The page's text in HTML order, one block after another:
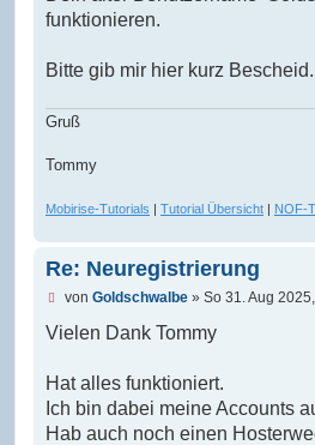
l
e
e
r
e
i
r
g
funktionieren.
Bitte gib mir hier kurz Bescheid.
Gruß
Tommy
Mobirise-Tutorials Tutorial Übersicht NOF-
Re: Neuregistrierung
U
g
e
e
n
von Goldschwalbe» So 31. Aug
Vielen Dank Tommy
Hat alles funktioniert.
Ich bin dabei meine Accounts
Hab auch noch einen